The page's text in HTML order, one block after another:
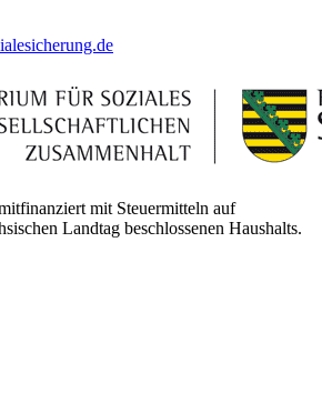
mit Steuermitteln auf
Landtag beschlossenen Haushalts.